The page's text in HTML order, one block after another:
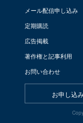
メール配信申し込み
定期購読
広告掲載
著作権と記事利用
お問い合わせ
お申し込